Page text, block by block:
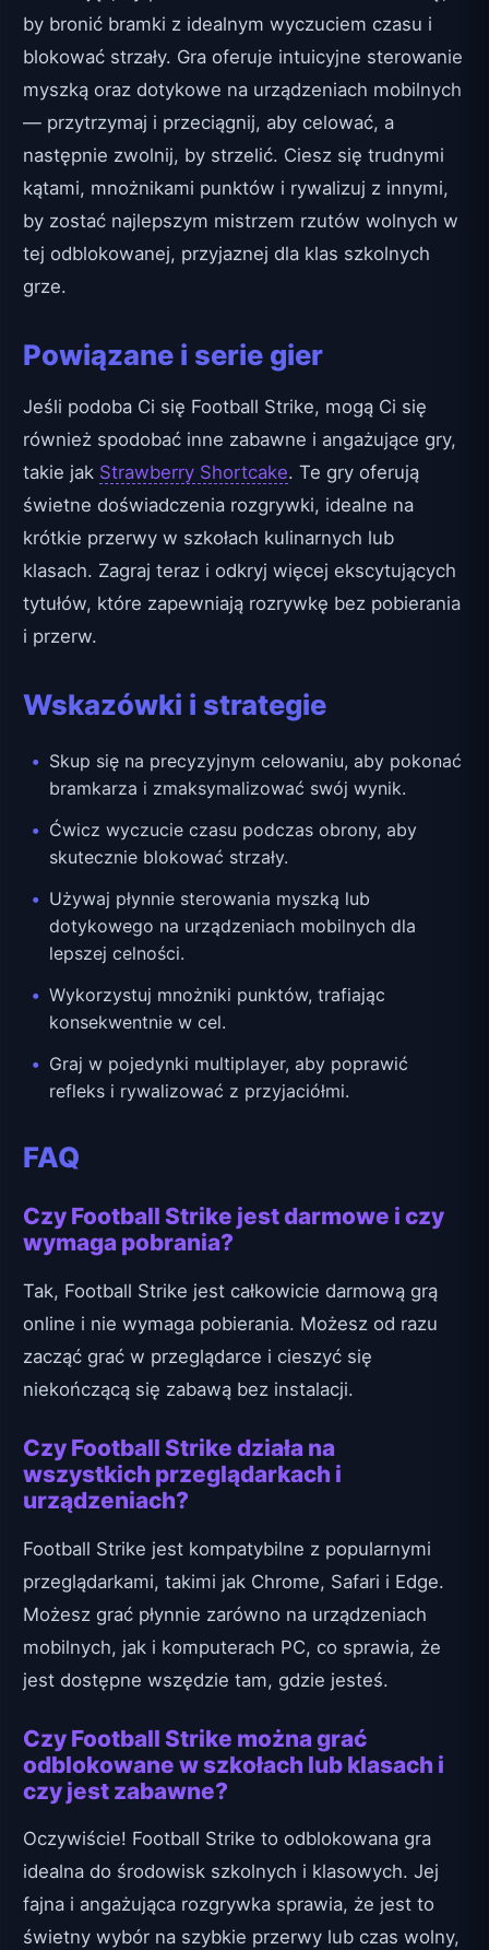
by bronić bramki z idealnym wyczuciem czasu i
blokować strzały. Gra oferuje intuicyjne sterowanie
myszką oraz dotykowe na urządzeniach mobilnych
— przytrzymaj i przeciągnij, aby celować, a
następnie zwolnij, by strzelić. Ciesz się trudnymi
kątami, mnożnikami punktów i rywalizuj z innymi,
by zostać najlepszym mistrzem rzutów wolnych w
tej odblokowanej, przyjaznej dla klas szkolnych
grze.
Powiązane i serie gier
Jeśli podoba Ci się Football Strike, mogą Ci się
również spodobać inne zabawne i angażujące gry,
takie jak Strawberry Shortcake. Te gry oferują
świetne doświadczenia rozgrywki, idealne na
krótkie przerwy w szkołach kulinarnych lub
klasach. Zagraj teraz i odkryj więcej ekscytujących
tytułów, które zapewniają rozrywkę bez pobierania
i przerw.
Wskazówki i strategie
Skup się na precyzyjnym celowaniu, aby pokonać
bramkarza i zmaksymalizować swój wynik.
Ćwicz wyczucie czasu podczas obrony, aby
skutecznie blokować strzały.
Używaj płynnie sterowania myszką lub
dotykowego na urządzeniach mobilnych dla
lepszej celności.
Wykorzystuj mnożniki punktów, trafiając
konsekwentnie w cel.
Graj w pojedynki multiplayer, aby poprawić
refleks i rywalizować z przyjaciółmi.
FAQ
Czy Football Strike jest darmowe i czy
wymaga pobrania?
Tak, Football Strike jest całkowicie darmową grą
online i nie wymaga pobierania. Możesz od razu
zacząć grać w przeglądarce i cieszyć się
niekończącą się zabawą bez instalacji.
Czy Football Strike działa na
wszystkich przeglądarkach i
urządzeniach?
Football Strike jest kompatybilne z popularnymi
przeglądarkami, takimi jak Chrome, Safari i Edge.
Możesz grać płynnie zarówno na urządzeniach
mobilnych, jak i komputerach PC, co sprawia, że
jest dostępne wszędzie tam, gdzie jesteś.
Czy Football Strike można grać
odblokowane w szkołach lub klasach i
czy jest zabawne?
Oczywiście! Football Strike to odblokowana gra
idealna do środowisk szkolnych i klasowych. Jej
fajna i angażująca rozgrywka sprawia, że jest to
świetny wybór na szybkie przerwy lub czas wolny,